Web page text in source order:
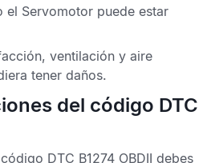
el Servomotor puede estar
ventilación y aire
tener daños.
del código DTC
código DTC B1274 OBDII debes